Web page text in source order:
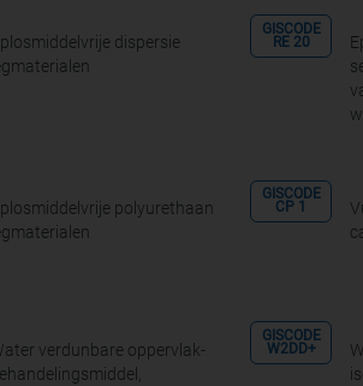
dispersie
GISCODE
RE 20
polyurethaan
GISCODE
CP 1
verdunbare oppervlak­
GISCODE
W2DD+